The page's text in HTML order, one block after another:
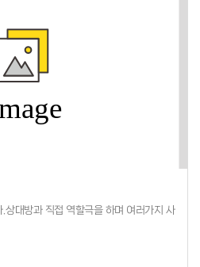
상대방과 직접 역할극을 하며 여러가지 사